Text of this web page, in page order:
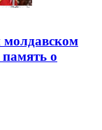
память о